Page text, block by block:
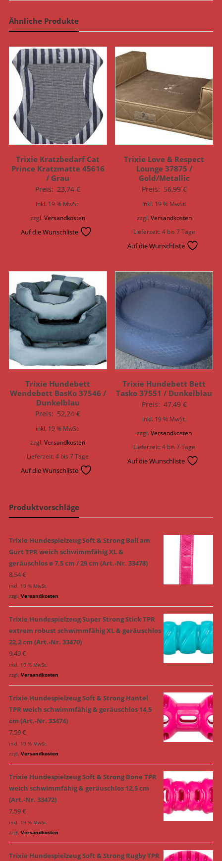
Ähnliche Produkte
Trixie Kratzbedarf Cat
Prince Kratzmatte 45616
/ Grau
Preis: 23,74€
inkl. 19 % MwSt.
zzgl.Versandkosten
Auf die Wunschliste
Trixie Love & Respect
Lounge 37875 /
Gold/Metallic
Preis: 56,99 €
inkl. 19 % MwSt.
zzgl. Versandkosten
Lieferzeit:4 bis 7 Tage
Auf die Wunschliste
Trixie Hundebett
Wendebett BasKo 37546 /
Dunkelblau
Preis: 52,24€
inkl. 19 % MwSt.
zzgl.Versandkosten
Lieferzeit:4 bis 7 Tage
Auf die Wunschliste
Trixie Hundebett Bett
Tasko 37551 / Dunkelblau
Preis: 47,49 €
inkl. 19 % MwSt.
zzgl. Versandkosten
Lieferzeit:4 bis 7 Tage
Auf die Wunschliste
Produktvorschläge
Trixie Hundespielzeug Soft & Strong Ball am
Gurt TPR weich schwimmfähig XL &
geräuschlos ø 7,5 cm / 29 cm (Art.-Nr. 33478)
8,54€
inkl. 19 % MwSt.
zzgl. Versandkosten
Trixie Hundespielzeug Super Strong Stick TPR
extrem robust schwimmfähig XL & geräuschlos
22,2 cm (Art.-Nr. 33470)
9,49€
inkl. 19 % MwSt.
zzgl. Versandkosten
Trixie Hundespielzeug Soft & Strong Hantel
TPR weich schwimmfähig & geräuschlos 14,5
cm (Art.-Nr. 33474)
7,59€
inkl. 19 % MwSt.
zzgl. Versandkosten
Trixie Hundespielzeug Soft & Strong Bone TPR
weich schwimmfähig & geräuschlos 12,5 cm
(Art.-Nr. 33472)
7,59€
inkl. 19 % MwSt.
zzgl. Versandkosten
Trixie Hundespielzeug Soft & Strong Rugby TPR